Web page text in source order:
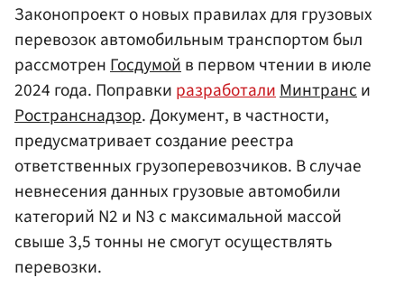
Законопроект о новых правилах для грузовых
перевозок автомобильным транспортом был
рассмотренГосдумойв первом чтении в июле
2024 года. Поправки разработалиМинтранси
Ространснадзор. Документ, в частности,
предусматривает создание реестра
ответственных грузоперевозчиков. В случае
невнесения данных грузовые автомобили
категорий N2 и N3 с максимальной массой
свыше 3,5 тонны не смогут осуществлять
перевозки.